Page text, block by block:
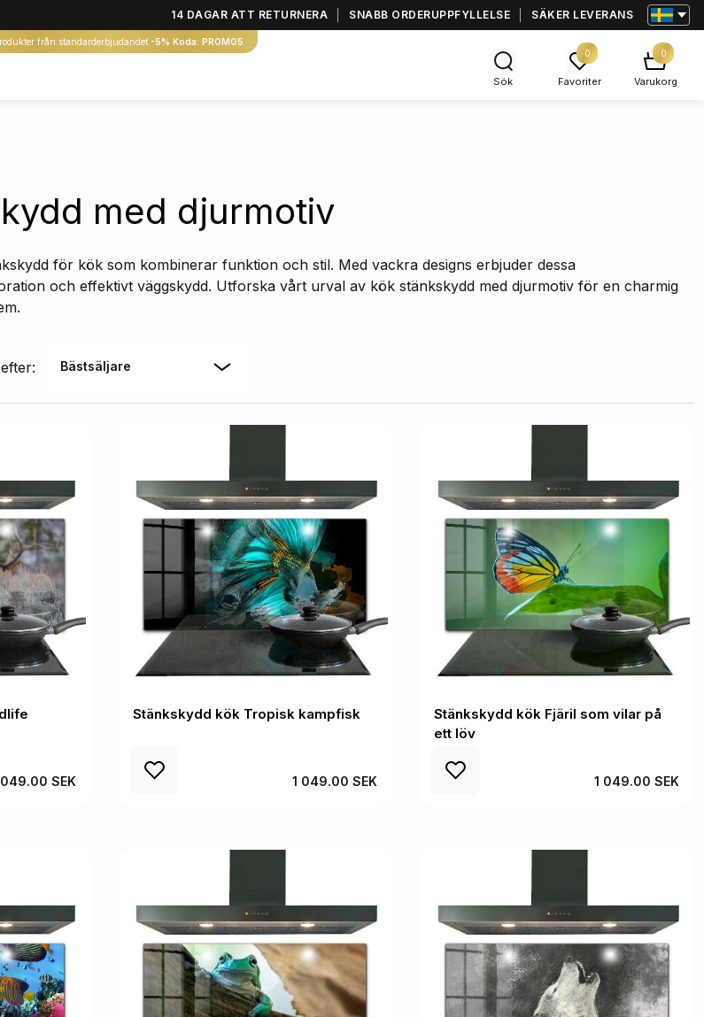
14 DAGAR ATT RETURNERA SNABB ORDERUPPFYLLELSE SÄKER LEVERANS
från standarderbjudandet -5% Koda: PROMO5
Sök
0
Favoriter
0
Varukorg
med djurmotiv
för kök som kombinerar funktion och stil. Med vackra designs erbjuder dessa
och effektivt väggskydd. Utforska vårt urval av kök stänkskydd med djurmotiv för en charmig
Bästsäljare
049.00 SEK
Stänkskydd kök Tropisk kampfisk
1 049.00 SEK
Stänkskydd kök Fjäril som vilar på
ett löv
1 049.00 SEK